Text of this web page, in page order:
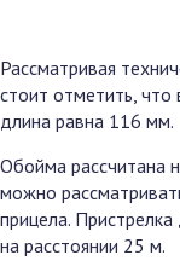
Рассматривая
стоит отметить, что
длина равна 116 мм.
Обойма рассчитана
можно
прицела.
на расстоянии 25 м.